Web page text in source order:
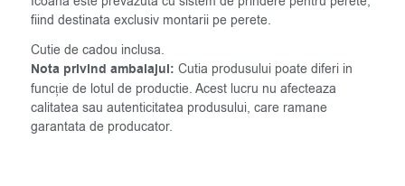
fiind destinata exclusiv montarii pe perete.
Cutie de cadou inclusa.
Nota privind ambalajul: Cutia produsului poate diferi in
funcție de lotul de productie. Acest lucru nu afecteaza
calitatea sau autenticitatea produsului, care ramane
garantata de producator.